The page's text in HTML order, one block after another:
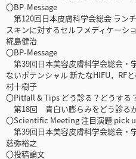
〇BP-Message
第120回日本皮膚科学会総会 ラン
スキンに対するセルフメディケー
椛島健治
〇BP-Message
第39回日本美容皮膚科学会総会
ないポテンシャル 新たなHIFU，RF
村十樹子
〇Pitfall & Tips どう診る？どうする
第18回 青白い膨らみをどう診る
〇Scientific Meeting 注目演題 pick
第39回日本美容皮膚科学会総会
慈弥裕之
〇投稿論文